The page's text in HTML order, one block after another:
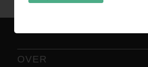
OVER